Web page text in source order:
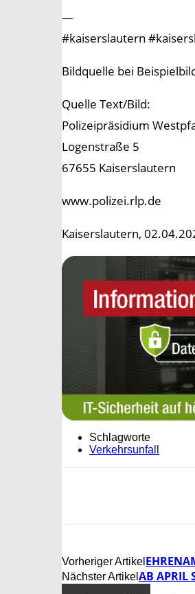
—
#kaiserslautern
Bildquelle bei
Quelle Text/Bild:
Polizeipräsidium
Logenstraße 5
67655 Kaiserslautern
www.polizei.rlp.de
Kaiserslautern,
Schlagworte
Verkehrsunfall
Vorheriger Artikel
Nächster Artikel AB APRIL